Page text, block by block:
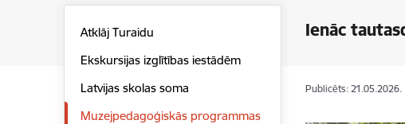
Ienāc
Atklāj Turaidu
Ekskursijas izglītības iestādēm
Latvijas skolas soma
Muzejpedagoģiskās programmas
Publicēts: 21.05.2026.